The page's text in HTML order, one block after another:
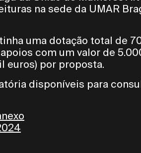
na sede da UMAR
uma dotação total de
com um valor de
euros) por proposta.
disponíveis para